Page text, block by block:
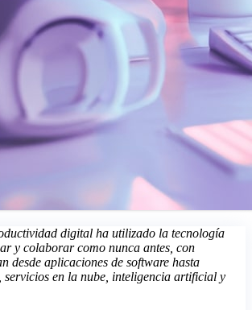
digital ha utilizado la tecnología
y colaborar como nunca antes, con
desde aplicaciones de software hasta
servicios en la nube, inteligencia artificial y